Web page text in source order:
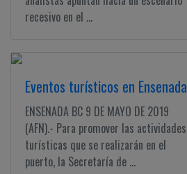
recesivo en el ...
Eventos turísticos en Ensenada
ENSENADA BC 9 DE MAYO DE 2019
(AFN).- Para promover las actividades
turísticas que se realizarán en el
puerto, la Secretaría de ...